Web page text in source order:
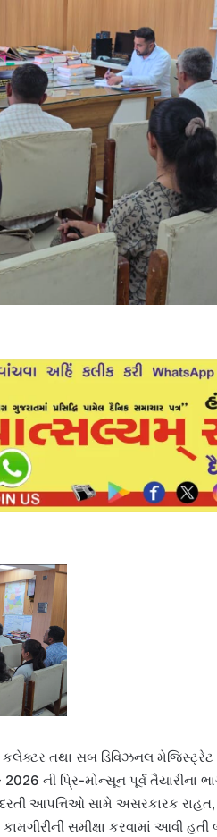
તથા સબ ડિવિઝનલ મેજિસ્ટ્રેટ
ની પ્રિ-મોન્સૂન પૂર્વ તૈયારીના
આપત્તિઓ સામે અસરકારક
કામગીરીની સમીક્ષા કરવામાં આવી